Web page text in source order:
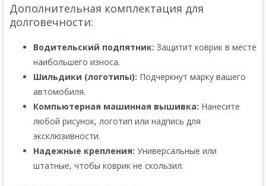
Дополнительная комплектация для
долговечности:
Водительский подпятник: Защитит коврик в месте
наибольшего износа.
Шильдики (логотипы): Подчеркнут марку вашего
автомобиля.
Компьютерная машинная вышивка: Нанесите
любой рисунок, логотип или надпись для
эксклюзивности.
Надежные крепления: Универсальные или
штатные, чтобы коврик не скользил.